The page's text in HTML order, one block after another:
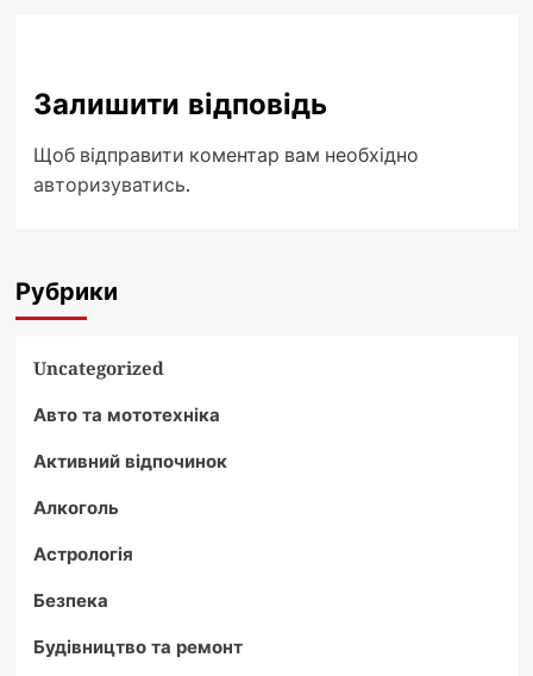
Залишити відповідь
Щоб відправити коментар вам необхідно
авторизуватись.
Рубрики
Uncategorized
Авто та мототехніка
Активний відпочинок
Алкоголь
Астрологія
Безпека
Будівництво та ремонт